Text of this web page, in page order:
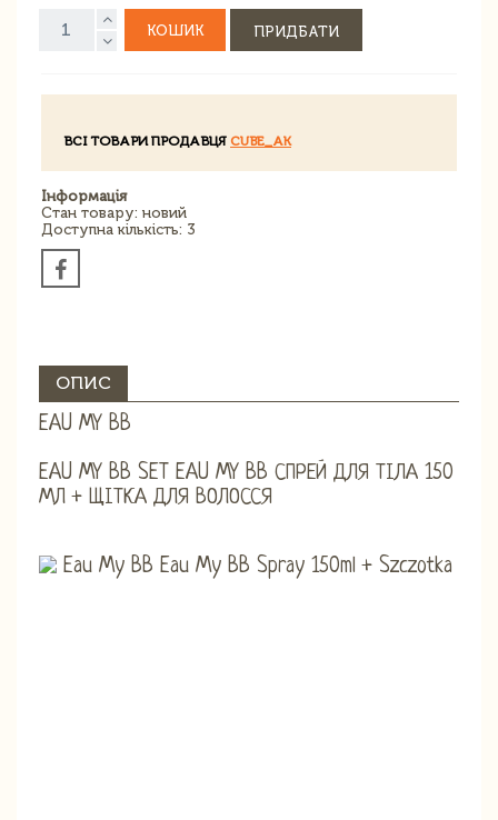
КОШИК ПРИДБАТИ
ВСІ ТОВАРИ ПРОДАВЦЯ CUBE_AK
Інформація
Стан товару: новий
Доступна кількість: 3
ОПИС
EAU MY BB
EAU MY BB SET EAU MY BB СПРЕЙ ДЛЯ ТІЛА 150
МЛ + ЩІТКА ДЛЯ ВОЛОССЯ